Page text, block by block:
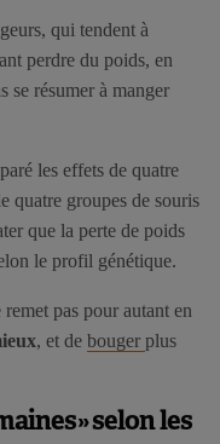
qui tendent à
perdre du poids, en
se résumer à manger
les effets de quatre
quatre groupes de souris
que la perte de poids
le profil génétique.
pas pour autant en
, et de bouger plus
selon les